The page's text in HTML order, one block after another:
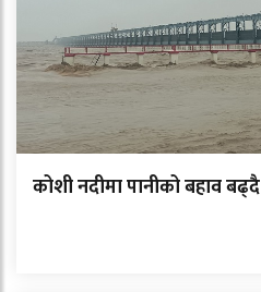
कोशी नदीमा पानीको बहाव बढ्दै